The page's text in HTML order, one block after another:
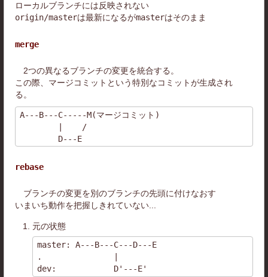
ローカルブランチには反映されない
origin/masterは最新になるがmasterはそのまま
merge
2つの異なるブランチの変更を統合する。
この際、 マージコミット という特別なコミットが生成され
る。
A---B---C-----M(マージコミット)
rebase
ブランチの変更を別のブランチの先頭に付けなおす
いまいち動作を把握しきれていない...
元の状態
master: A---B---C---D---E
.               |